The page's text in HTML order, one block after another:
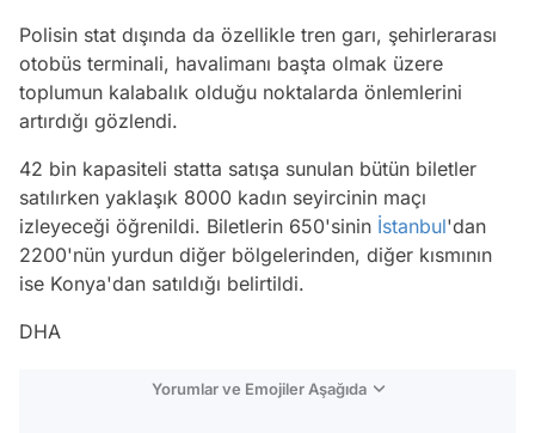
Polisin stat dışında da özellikle tren garı, şehirlerarası
otobüs terminali, havalimanı başta olmak üzere
toplumun kalabalık olduğu noktalarda önlemlerini
artırdığı gözlendi.
42 bin kapasiteli statta satışa sunulan bütün biletler
satılırken yaklaşık 8000 kadın seyircinin maçı
izleyeceği öğrenildi. Biletlerin 650'sinin İstanbul'dan
2200'nün yurdun diğer bölgelerinden, diğer kısmının
ise Konya'dan satıldığı belirtildi.
DHA
Yorumlar ve Emojiler Aşağıda